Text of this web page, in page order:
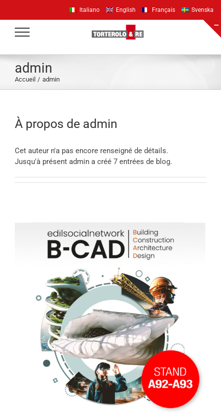
contenu
admin
Accueil admin
À propos de admin
Cet auteur n'a pas encore renseigné de détails.
Jusqu'à présent admin a créé 7 entrées de blog.
Italiano English Français Svenska